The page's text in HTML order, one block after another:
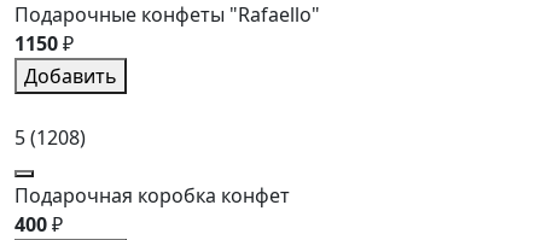
Подарочные конфеты "Rafaello"
1150₽
Добавить
5(1208)
Подарочная коробка конфет
400₽